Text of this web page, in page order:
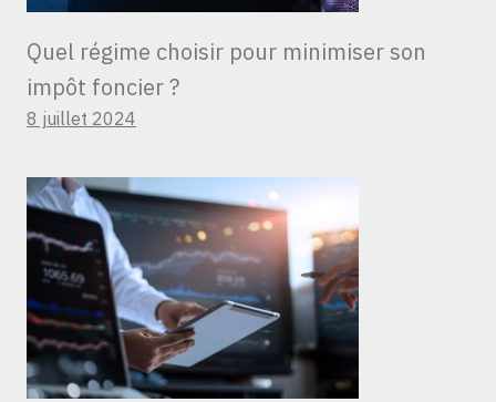
Quel régime choisir pour minimiser son
impôt foncier ?
8 juillet 2024